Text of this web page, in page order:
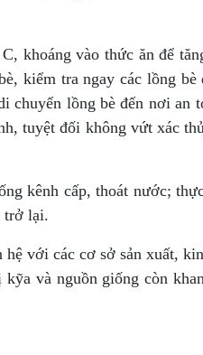
khoáng vào thức ăn để
tra ngay các lồng bè
lồng bè đến nơi an
tuyệt đối không vứt xác
kênh cấp, thoát nước;
trở lại.
với các cơ sở sản xuất,
và nguồn giống còn